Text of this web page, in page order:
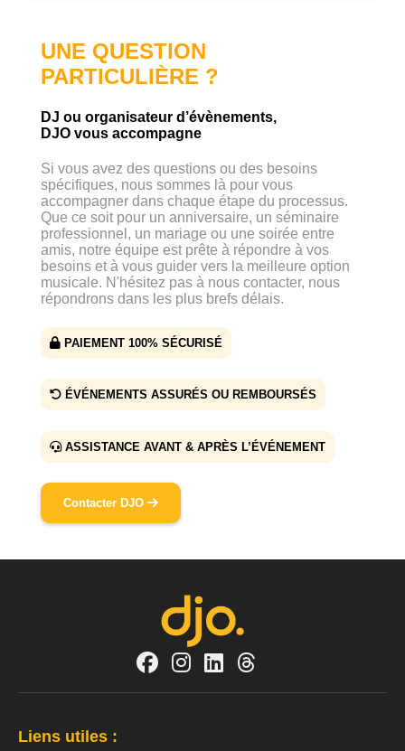
UNE QUESTION
PARTICULIÈRE ?
DJ ou organisateur d’évènements,
DJO vous accompagne
Si vous avez des questions ou des besoins
spécifiques, nous sommes là pour vous
accompagner dans chaque étape du processus.
Que ce soit pour un anniversaire, un séminaire
professionnel, un mariage ou une soirée entre
amis, notre équipe est prête à répondre à vos
besoins et à vous guider vers la meilleure option
musicale. N'hésitez pas à nous contacter, nous
répondrons dans les plus brefs délais.
PAIEMENT 100% SÉCURISÉ
ÉVÉNEMENTS ASSURÉS OU REMBOURSÉS
ASSISTANCE AVANT & APRÈS L’ÉVÉNEMENT
Contacter DJO
Liens utiles :